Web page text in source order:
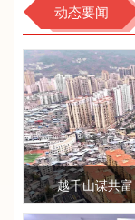
动态要闻
越千山谋共